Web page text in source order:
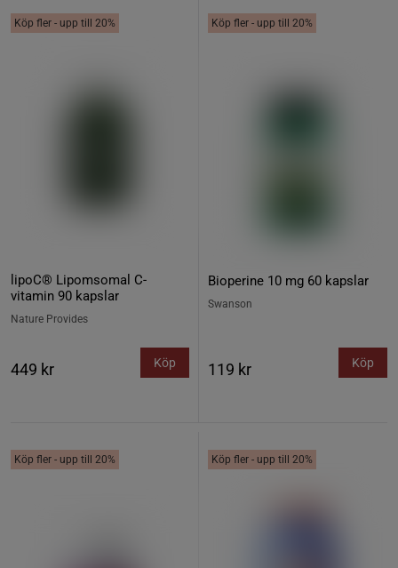
Köp fler - upp till 20%
lipoC® Lipomsomal C-
vitamin 90 kapslar
Nature Provides
449 kr Köp
Köp fler - upp till 20%
Bioperine 10 mg 60 kapslar
Swanson
119 kr Köp
Köp fler - upp till 20% Köp fler - upp till 20%